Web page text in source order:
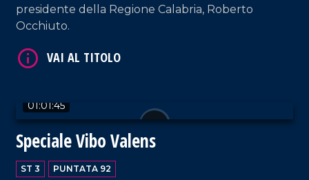
presidente della Regione Calabria, Roberto
Occhiuto.
01:01:45
Speciale Vibo Valens
ST 3 PUNTATA 92
VAI AL TITOLO